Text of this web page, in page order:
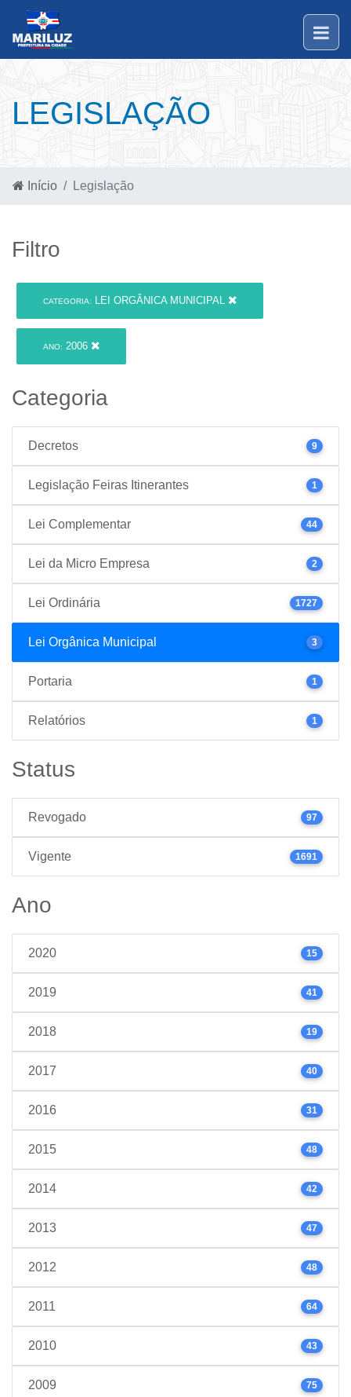
LEGISLAÇÃO
Início Legislação
Filtro
CATEGORIA: LEI ORGÂNICA MUNICIPAL
ANO: 2006
Categoria
Decretos 9
Legislação Feiras Itinerantes 1
Lei Complementar 44
Lei da Micro Empresa 2
Lei Ordinária 1727
Lei Orgânica Municipal 3
Portaria 1
Relatórios 1
Status
Revogado 97
Vigente 1691
Ano
2020 15
2019 41
2018 19
2017 40
2016 31
2015 48
2014 42
2013 47
2012 48
2011 64
2010 43
2009 75